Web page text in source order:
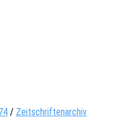
/ Zeitschriftenarchiv